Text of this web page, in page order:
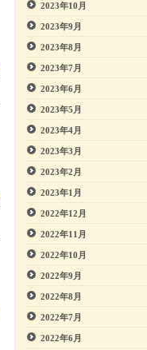
2023年10月
2023年9月
2023年8月
2023年7月
2023年6月
2023年5月
2023年4月
2023年3月
2023年2月
2023年1月
2022年12月
2022年11月
2022年10月
2022年9月
2022年8月
2022年7月
2022年6月